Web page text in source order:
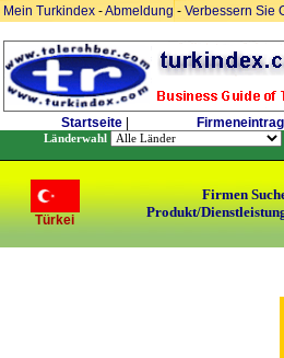
Mein Turkindex -Abmeldung- Verbessern Sie
Startseite Firmeneintrag
Länderwahl
Türkei
Firmen
Produkt/